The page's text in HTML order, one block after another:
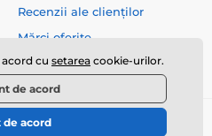
Recenzii ale clienților
Mărci oferite
Termeni și condiții
shop creat de
acord cu setarea cookie-urilor.
de acord
de acord